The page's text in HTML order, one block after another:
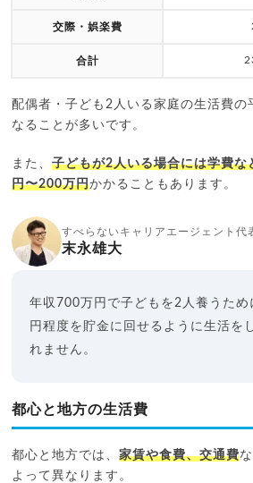
交際・娯楽費
合計
配偶者・子ども2人いる家庭の生活費の
なることが多いです。
また、子どもが2人いる場合には学費な
円〜200万円かかることもあります。
すべらないキャリアエージェント代
末永雄大
年収700万円で子どもを2人養うため
円程度を貯金に回せるように生活を
れません。
都心と地方の生活費
都心と地方では、家賃や食費、交通費
よって異なります。